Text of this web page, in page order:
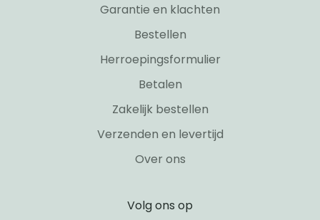
Garantie en klachten
Bestellen
Herroepingsformulier
Betalen
Zakelijk bestellen
Verzenden en levertijd
Over ons
Volg ons op